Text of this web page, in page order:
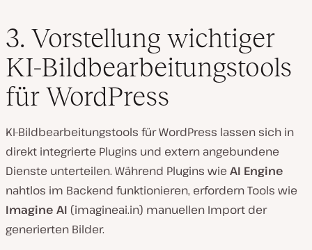
3. Vorstellung wichtiger
KI-Bildbearbeitungstools
für WordPress
KI-Bildbearbeitungstools für WordPress lassen sich in
direkt integrierte Plugins und extern angebundene
Dienste unterteilen. Während Plugins wie AI Engine
nahtlos im Backend funktionieren, erfordern Tools wie
Imagine AI (imagineai.in) manuellen Import der
generierten Bilder.